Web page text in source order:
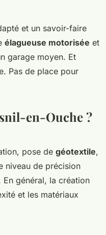
et un savoir-faire
élagueuse motorisée et
garage moyen. Et
Pas de place pour
en-Ouche ?
pose de géotextile,
niveau de précision
En général, la création
et les matériaux